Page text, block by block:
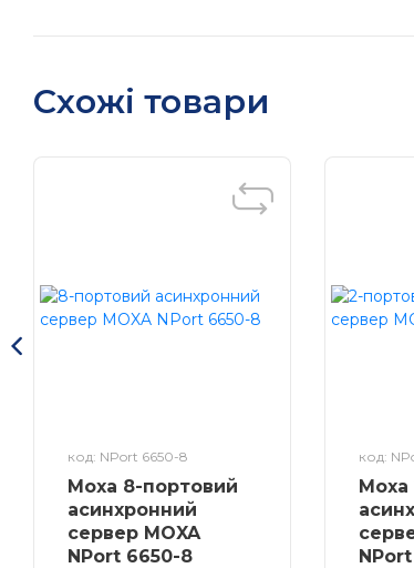
Схожі товари
код: NPort 6650-8
Moxa 8-портовий
асинхронний
сервер MOXA
NPort 6650-8
код: